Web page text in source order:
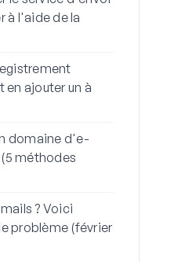
à l'aide de la
en ajouter un à
domaine d'e-
méthodes
? Voici
problème (février